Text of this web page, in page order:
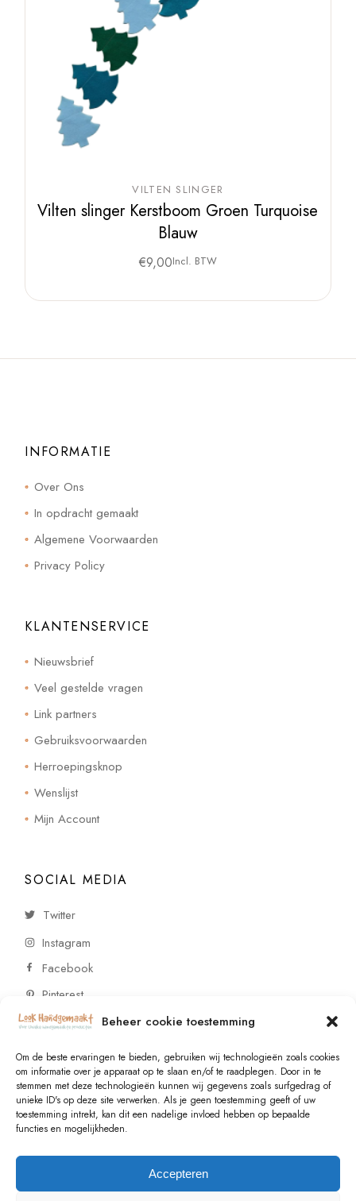
Beheer cookie toestemming
Om de beste ervaringen te bieden, gebruiken wij technologieën zoals cookies
om informatie over je apparaat op te slaan en/of te raadplegen. Door in te
stemmen met deze technologieën kunnen wij gegevens zoals surfgedrag of
unieke ID's op deze site verwerken. Als je geen toestemming geeft of uw
toestemming intrekt, kan dit een nadelige invloed hebben op bepaalde
functies en mogelijkheden.
Accepteren
VILTEN SLINGER
Vilten slinger Kerstboom Groen Turquoise
Blauw
€9,00Incl. BTW
INFORMATIE
Over Ons
In opdracht gemaakt
Algemene Voorwaarden
Privacy Policy
KLANTENSERVICE
Nieuwsbrief
Veel gestelde vragen
Link partners
Gebruiksvoorwaarden
Herroepingsknop
Wenslijst
Mijn Account
SOCIAL MEDIA
Twitter
Instagram
Facebook
Pinterest
CONTACT
Vragen of wensen? Neem contact op!
+31 (0)6 229 021 29